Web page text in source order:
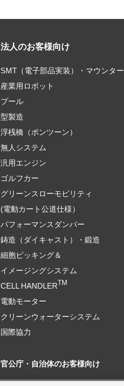
法人のお客様向け
SMT（電子部品実装）・マウンター
産業用ロボット
プール
型製造
浮桟橋（ポンツーン）
無人システム
汎用エンジン
ゴルフカー
グリーンスローモビリティ
(電動カート公道仕様）
パフォーマンスダンパー
鋳造（ダイキャスト）・鍛造
細胞ピッキング＆
イメージングシステム
CELL HANDLERTM
電動モーター
クリーンウォーターシステム
国際協力
官公庁・自治体のお客様向け